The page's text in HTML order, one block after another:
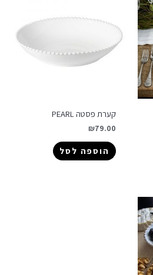
קערת פסטה PEARL
₪79.00
הוספה לסל